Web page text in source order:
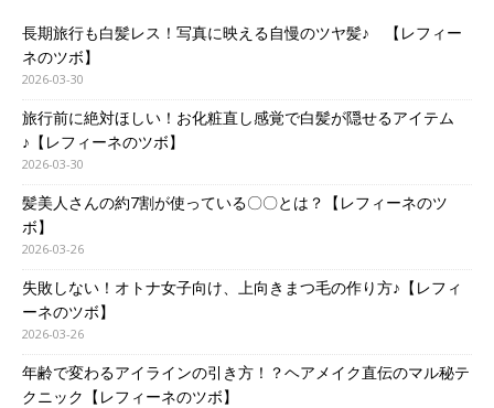
長期旅行も白髪レス！写真に映える自慢のツヤ髪♪ 【レフィー
ネのツボ】
2026-03-30
旅行前に絶対ほしい！お化粧直し感覚で白髪が隠せるアイテム
♪【レフィーネのツボ】
2026-03-30
髪美人さんの約7割が使っている〇〇とは？【レフィーネのツ
ボ】
2026-03-26
失敗しない！オトナ女子向け、上向きまつ毛の作り方♪【レフィ
ーネのツボ】
2026-03-26
年齢で変わるアイラインの引き方！？ヘアメイク直伝のマル秘テ
クニック【レフィーネのツボ】